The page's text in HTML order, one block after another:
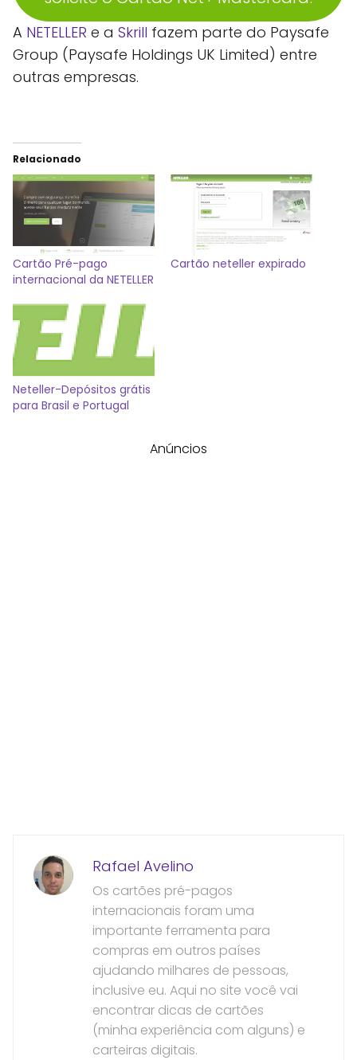
A NETELLER e a Skrill fazem parte do Paysafe
Group (Paysafe Holdings UK Limited) entre
outras empresas.
Relacionado
Cartão Pré-pago
internacional da NETELLER
Cartão neteller expirado
Neteller-Depósitos grátis
para Brasil e Portugal
Anúncios
Rafael Avelino
Os cartões pré-pagos
internacionais foram uma
importante ferramenta para
compras em outros países
ajudando milhares de pessoas,
inclusive eu. Aqui no site você vai
encontrar dicas de cartões
(minha experiência com alguns) e
carteiras digitais.